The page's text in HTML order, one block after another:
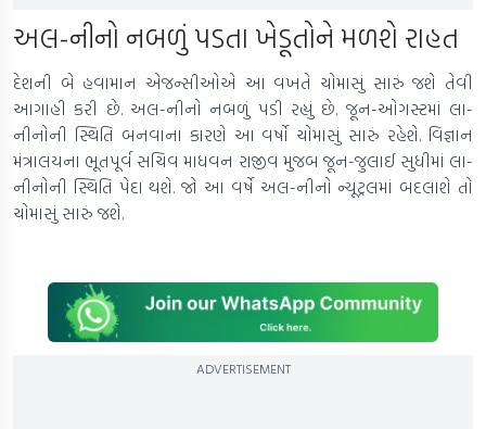
અલ-નીનો નબળું પડતા ખેડૂતોને મળશે રાહત
દેશની બે હવામાન એજન્સીઓએ આ વખતે ચોમાસું સારું જશે તેવી
આગાહી કરી છે. અલ-નીનો નબળું પડી રહ્યું છે. જૂન-ઓગસ્ટમાં લા-
નીનોની સ્થિતિ બનવાના કારણે આ વર્ષો ચોમાસું સારું રહેશે. વિજ્ઞાન
મંત્રાલયના ભૂતપૂર્વ સચિવ માધવન રાજીવ મુજબ જૂન-જુલાઈ સુધીમાં લા-
નીનોની સ્થિતિ પેદા થશે. જો આ વર્ષે અલ-નીનો ન્યૂટ્રલમાં બદલાશે તો
ચોમાસું સારું જશે.
ADVERTISEMENT